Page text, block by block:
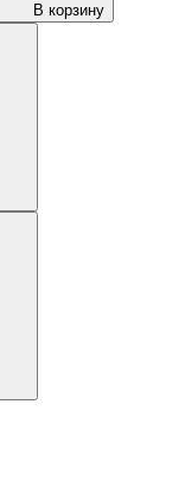
В корзину